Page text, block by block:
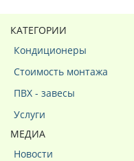
КАТЕГОРИИ
Кондиционеры
Стоимость монтажа
ПВХ - завесы
Услуги
МЕДИА
Новости